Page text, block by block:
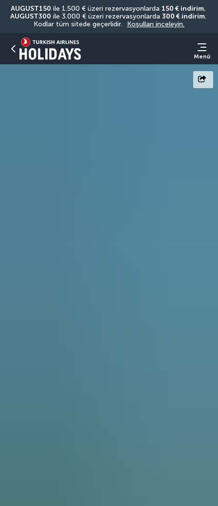
AUGUST150 ile 1.500 € üzeri rezervasyonlarda 150 € indirim
AUGUST300 ile 3.000 € üzeri rezervasyonlarda 300 € indirim.
Kodlar tüm sitede geçerlidir.
Koşulları inceleyin.
Menü